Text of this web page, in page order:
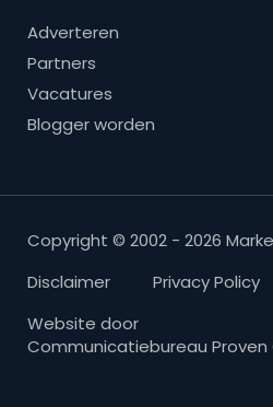
Adverteren
Partners
Vacatures
Blogger worden
Copyright © 2002 - 2026
Disclaimer
Privacy Policy
Website door
Communicatiebureau